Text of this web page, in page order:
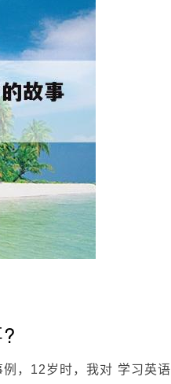
，12岁时，我对 学习英语